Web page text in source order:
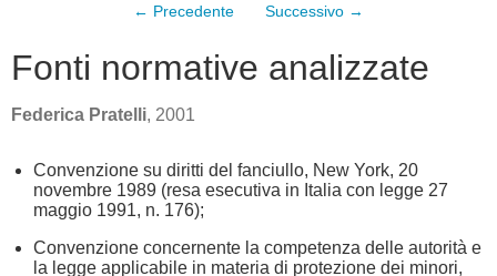
← Precedente Successivo →
Fonti normative analizzate
Federica Pratelli, 2001
Convenzione su diritti del fanciullo, New York, 20
novembre 1989 (resa esecutiva in Italia con legge 27
maggio 1991, n. 176);
Convenzione concernente la competenza delle autorità e
la legge applicabile in materia di protezione dei minori,